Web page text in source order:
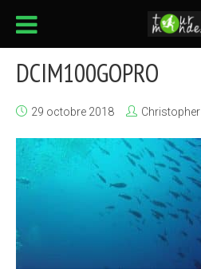
DCIM100GOPRO
29 octobre 2018 Christopher